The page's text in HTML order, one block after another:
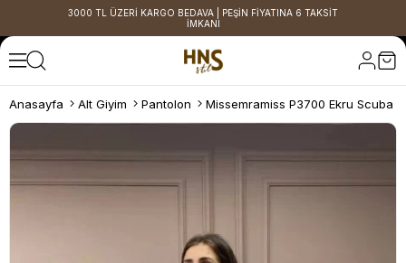
3000 TL ÜZERİ KARGO BEDAVA | PEŞİN FİYATINA 6 TAKSİT
İMKANI
Anasayfa Alt Giyim Pantolon Missemramiss P3700 Ekru Scuba